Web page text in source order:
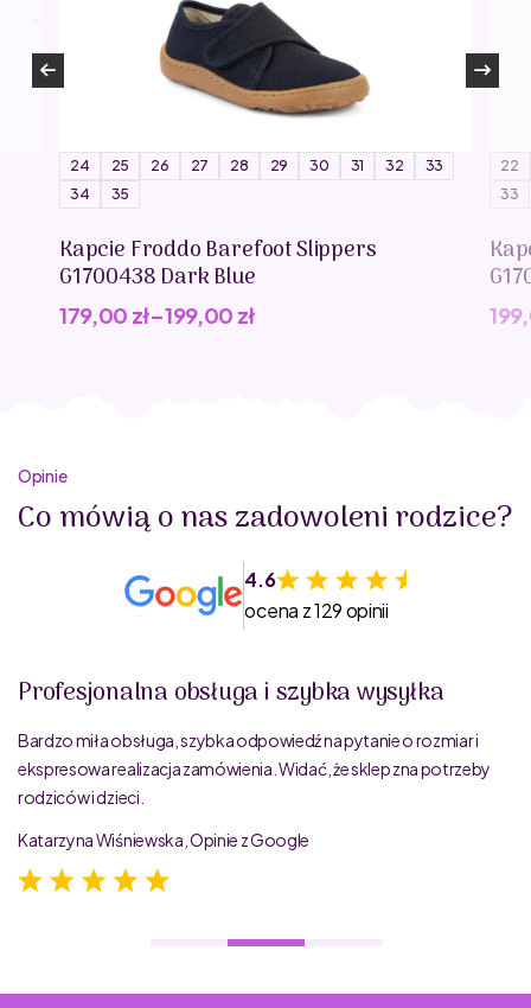
24 25 26 27 28 29 30 31 32
33
34
35
Kapcie Froddo Barefoot Slippers
G1700438 Dark Blue
179,00 zł–199,00 zł
22
33
Opinie
Co mówią o nas zadowoleni rodzice?
4.6
ocena z 129 opinii
Profesjonalna obsługa i szybka wysyłka
Bardzo miła obsługa, szybka odpowiedź na pytanie o rozmiar i
ekspresowa realizacja zamówienia. Widać, że sklep zna potrzeby
rodziców i dzieci.
Katarzyna Wiśniewska, Opinie z Google